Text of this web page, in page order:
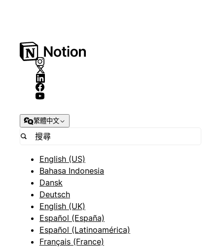
繁體中文
English (US)
Bahasa Indonesia
Dansk
Deutsch
English (UK)
Español (España)
Español (Latinoamérica)
Français (France)